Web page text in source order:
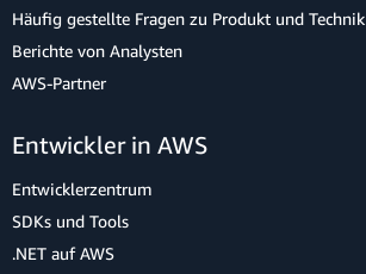
Häufig gestellte Fragen zu Produkt und Technik
Berichte von Analysten
AWS-Partner
Entwickler in AWS
Entwicklerzentrum
SDKs und Tools
.NET auf AWS